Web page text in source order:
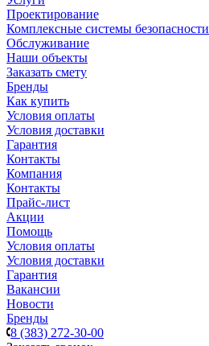
Проектирование
Комплексные системы безопасности
Обслуживание
Наши объекты
Заказать смету
Бренды
Как купить
Условия оплаты
Условия доставки
Гарантия
Контакты
Компания
Контакты
Прайс-лист
Акции
Помощь
Условия оплаты
Условия доставки
Гарантия
Вакансии
Новости
Бренды
8 (383) 272-30-00